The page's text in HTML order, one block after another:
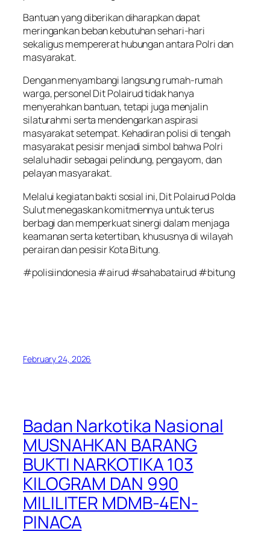
Bantuan yang diberikan diharapkan dapat
meringankan beban kebutuhan sehari-hari
sekaligus mempererat hubungan antara Polri dan
masyarakat.
Dengan menyambangi langsung rumah-rumah
warga, personel Dit Polairud tidak hanya
menyerahkan bantuan, tetapi juga menjalin
silaturahmi serta mendengarkan aspirasi
masyarakat setempat. Kehadiran polisi di tengah
masyarakat pesisir menjadi simbol bahwa Polri
selalu hadir sebagai pelindung, pengayom, dan
pelayan masyarakat.
Melalui kegiatan bakti sosial ini, Dit Polairud Polda
Sulut menegaskan komitmennya untuk terus
berbagi dan memperkuat sinergi dalam menjaga
keamanan serta ketertiban, khususnya di wilayah
perairan dan pesisir Kota Bitung.
#polisiindonesia #airud #sahabatairud #bitung
February 24, 2026
Badan Narkotika Nasional
MUSNAHKAN BARANG
BUKTI NARKOTIKA 103
KILOGRAM DAN 990
MILILITER MDMB-4EN-
PINACA